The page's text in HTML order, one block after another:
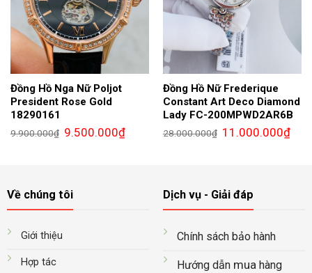
Đồng Hồ Nga Nữ Poljot
President Rose Gold
18290161
9.900.000₫ Giá
gốc
9.500.000₫Giá
hiện
Đồng Hồ Nữ Frederique
Constant Art Deco Diamond
Lady FC-200MPWD2AR6B
28.000.000₫ Giá
gốc
11.000.000₫Giá
hiện
Về chúng tôi
Giới thiệu
Hợp tác
Dịch vụ - Giải đáp
Chính sách bảo hành
Hướng dẫn mua hàng